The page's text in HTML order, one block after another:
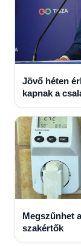
Jövő héten
kapnak a
Megszűnhet
szakértők